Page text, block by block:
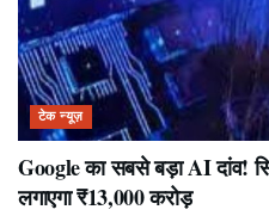
टेक न्यूज़
Google का सबसे बड़ा AI दांव!
लगाएगा ₹13,000 करोड़